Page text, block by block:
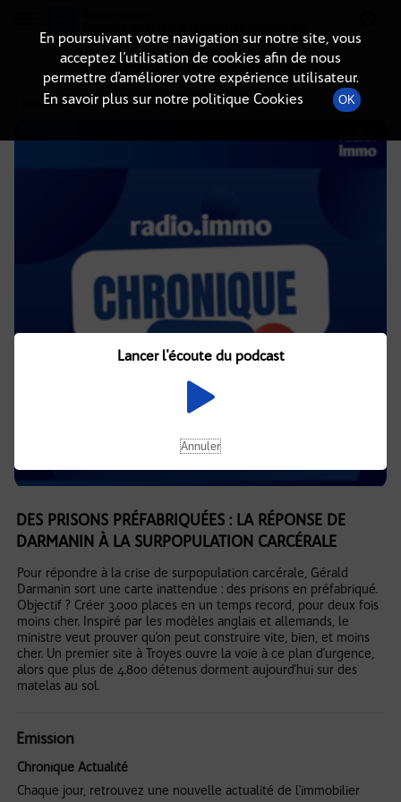
DÉTAILS DE L'ÉPISODE
23 avril 2025à 4h02, durée : 2 minutes
DES PRISONS PRÉFABRIQUÉES : LA RÉPONSE DE
DARMANIN À LA SURPOPULATION CARCÉRALE
Pour répondre à la crise de surpopulation carcérale, Gérald
Darmanin sort une carte inattendue : des prisons en préfabriqué.
Objectif ? Créer 3.000 places en un temps record, pour deux fois
moins cher. Inspiré par les modèles anglais et allemands, le
ministre veut prouver qu’on peut construire vite, bien, et moins
cher. Un premier site à Troyes ouvre la voie à ce plan d’urgence,
alors que plus de 4.800 détenus dorment aujourd’hui sur des
matelas au sol.
Emission
Chronique Actualité
Chaque jour, retrouvez une nouvelle actualité de l'immobilier
En poursuivant votre navigation sur notre site, vous
acceptez l’utilisation de cookies afin de nous
permettre d’améliorer votre expérience utilisateur.
En savoir plus sur notre politique Cookies
OK
Lancer l'écoute du podcast
Annuler